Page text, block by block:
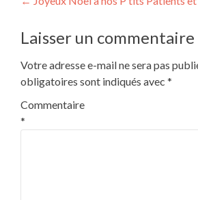
de
l’article
Laisser un commentaire
Votre adresse e-mail ne sera pas
obligatoires sont indiqués avec *
Commentaire
*